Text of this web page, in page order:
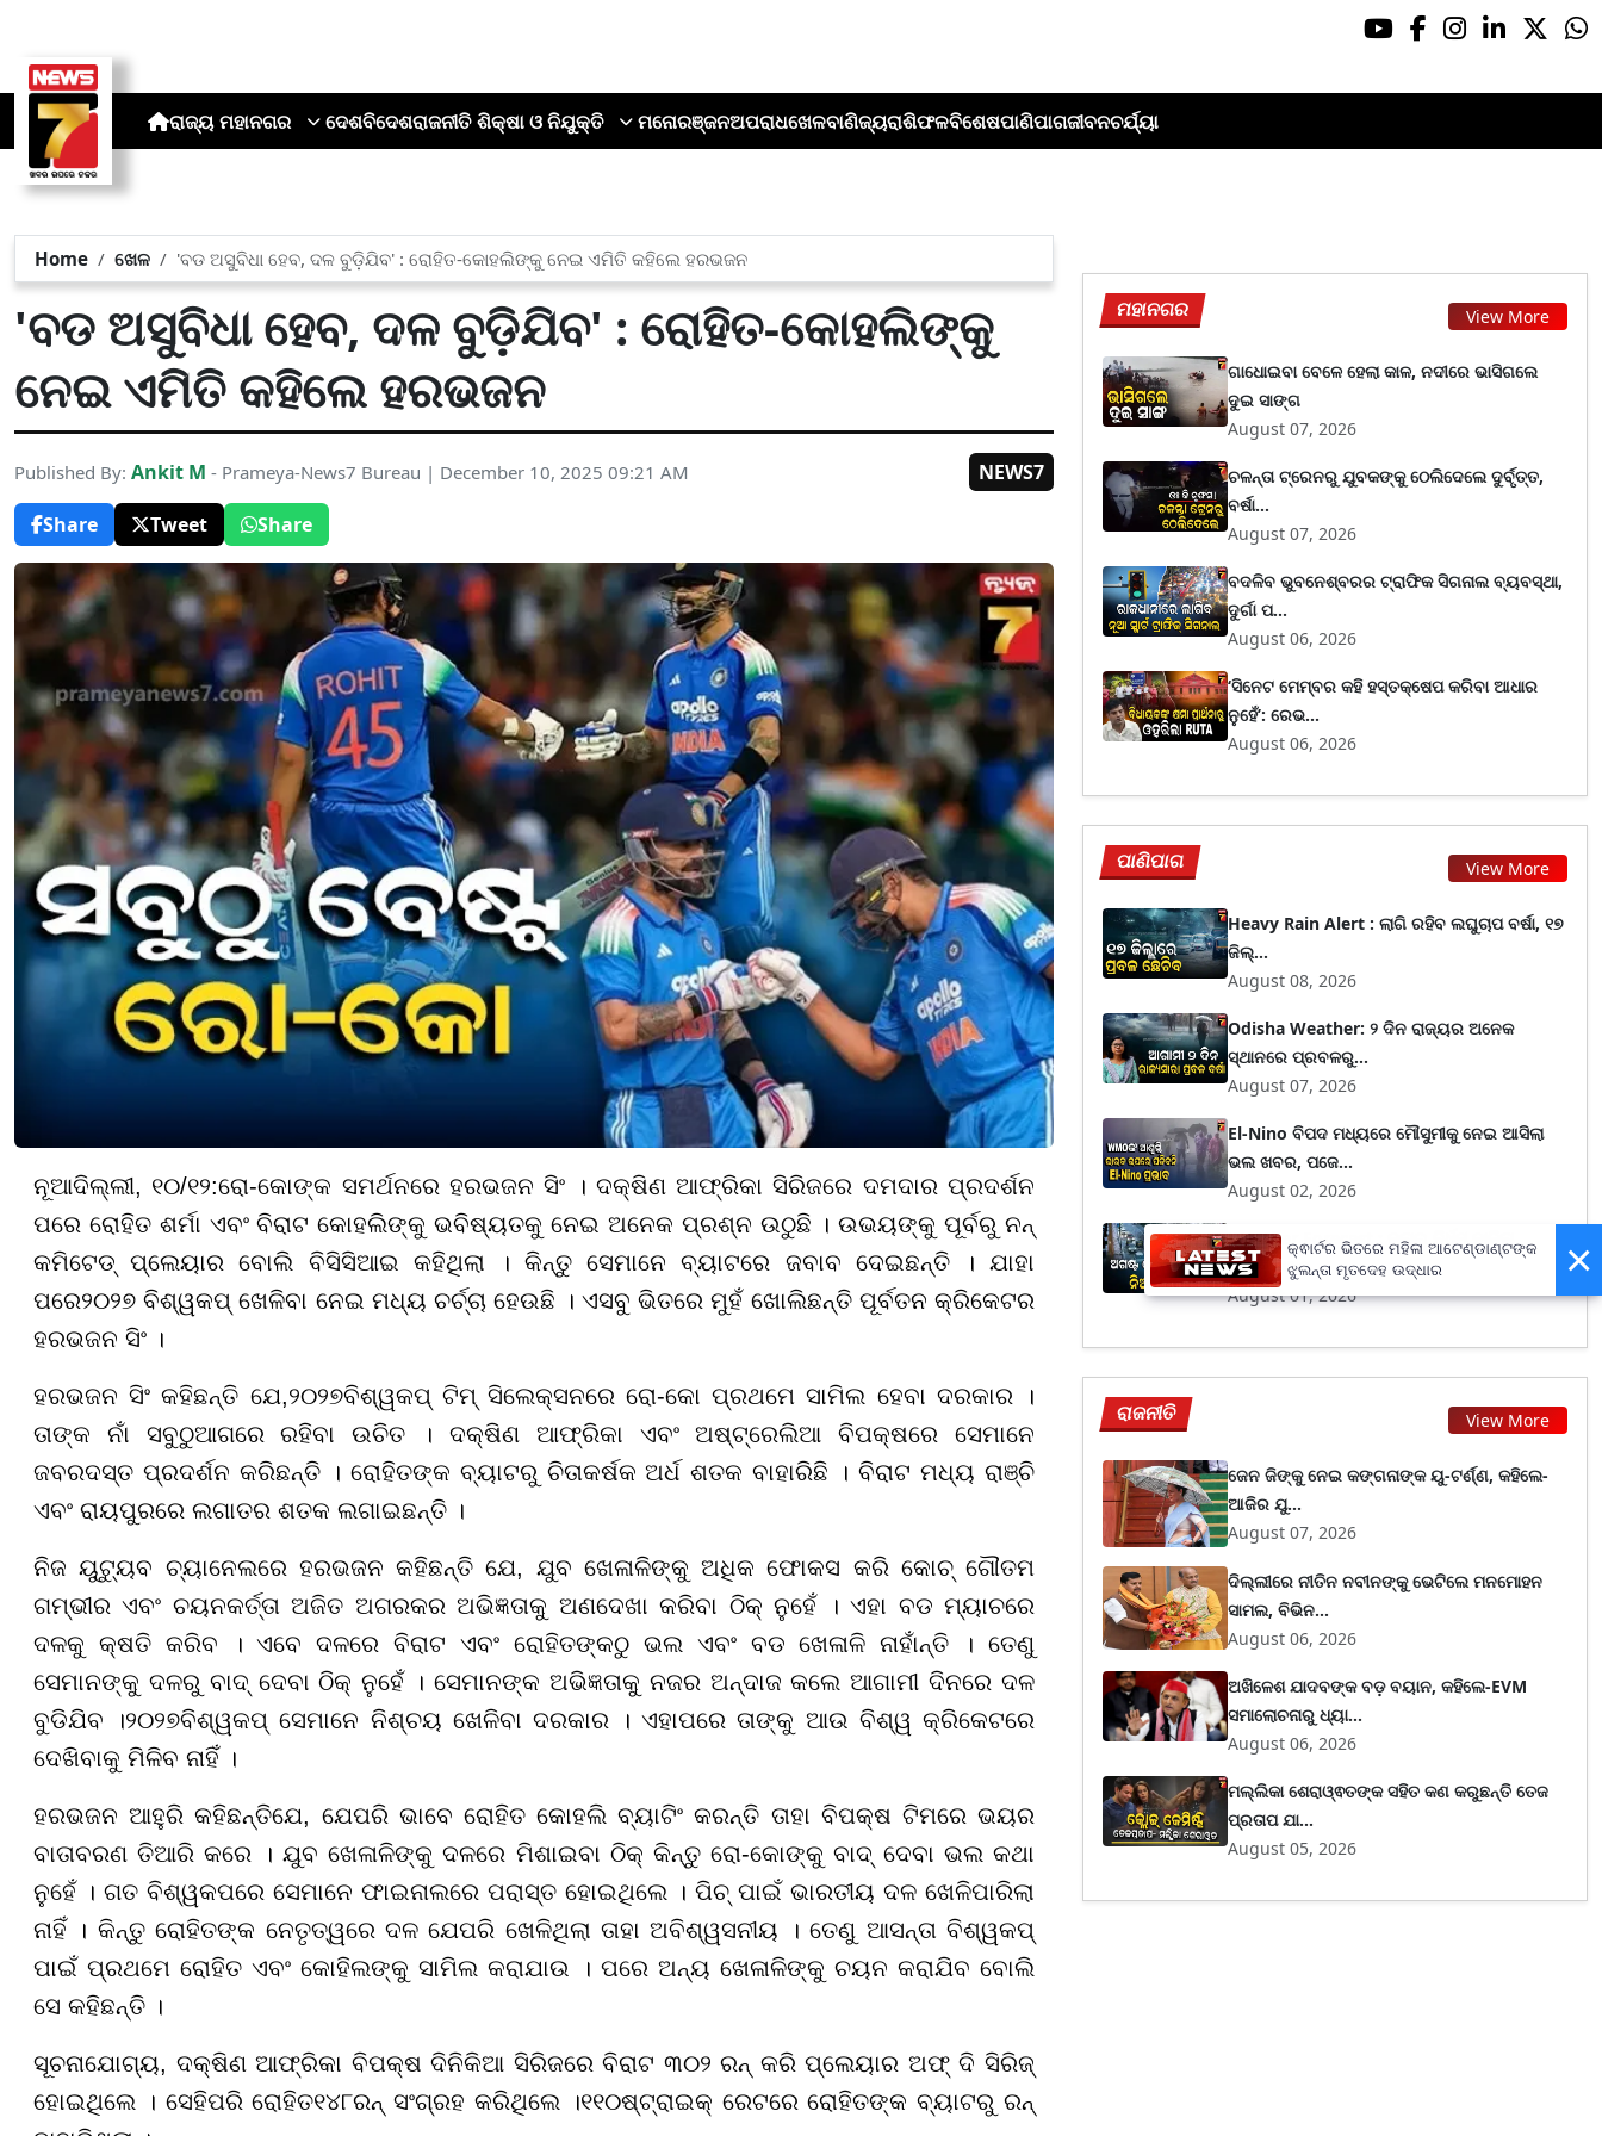
ରାଜ୍ୟ ମହାନଗର ଦେଶବିଦେଶରାଜନୀତି ଶିକ୍ଷା ଓ ନିଯୁକ୍ତି ମନୋରଞ୍ଜନଅପରାଧଖେଳବାଣିଜ୍ୟରାଶିଫଳବିଶେଷପାଣିପାଗଜୀବନଚର୍ଯ୍ୟା
Home ଖେଳ 'ବଡ ଅସୁବିଧା ହେବ, ଦଳ ବୁଡ଼ିଯିବ' : ରୋହିତ-କୋହଲିଙ୍କୁ ନେଇ ଏମିତି କହିଲେ ହରଭଜନ
'ବଡ ଅସୁବିଧା ହେବ, ଦଳ ବୁଡ଼ିଯିବ' : ରୋହିତ-କୋହଲିଙ୍କୁ
ନେଇ ଏମିତି କହିଲେ ହରଭଜନ
Published By: Ankit M - Prameya-News7 Bureau | December 10, 2025 09:21 AM
NEWS7
Share
Tweet Share
ନୂଆଦିଲ୍ଲୀ, ୧୦/୧୨:ରୋ-କୋଙ୍କ ସମର୍ଥନରେ ହରଭଜନ ସିଂ । ଦକ୍ଷିଣ ଆଫ୍ରିକା ସିରିଜରେ ଦମଦାର ପ୍ରଦର୍ଶନ
ପରେ ରୋହିତ ଶର୍ମା ଏବଂ ବିରାଟ କୋହଲିଙ୍କୁ ଭବିଷ୍ୟତକୁ ନେଇ ଅନେକ ପ୍ରଶ୍ନ ଉଠୁଛି । ଉଭୟଙ୍କୁ ପୂର୍ବରୁ ନନ୍
କମିଟେଡ୍ ପ୍ଲେୟାର ବୋଲି ବିସିସିଆଇ କହିଥିଲା । କିନ୍ତୁ ସେମାନେ ବ୍ୟାଟରେ ଜବାବ ଦେଇଛନ୍ତି । ଯାହା
ପରେ୨୦୨୭ବିଶ୍ୱକପ୍ ଖେଳିବା ନେଇ ମଧ୍ୟ ଚର୍ଚ୍ଚା ହେଉଛି । ଏସବୁ ଭିତରେ ମୁହଁ ଖୋଲିଛନ୍ତି ପୂର୍ବତନ କ୍ରିକେଟର
ହରଭଜନ ସିଂ ।
ହରଭଜନ ସିଂ କହିଛନ୍ତି ଯେ,୨୦୨୭ବିଶ୍ୱକପ୍ ଟିମ୍ ସିଲେକ୍ସନରେ ରୋ-କୋ ପ୍ରଥମେ ସାମିଲ ହେବା ଦରକାର ।
ତାଙ୍କ ନାଁ ସବୁଠୁଆଗରେ ରହିବା ଉଚିତ । ଦକ୍ଷିଣ ଆଫ୍ରିକା ଏବଂ ଅଷ୍ଟ୍ରେଲିଆ ବିପକ୍ଷରେ ସେମାନେ
ଜବରଦସ୍ତ ପ୍ରଦର୍ଶନ କରିଛନ୍ତି । ରୋହିତଙ୍କ ବ୍ୟାଟରୁ ଚିତାକର୍ଷକ ଅର୍ଧ ଶତକ ବାହାରିଛି । ବିରାଟ ମଧ୍ୟ ରାଞ୍ଚି
ଏବଂ ରାୟପୁରରେ ଲଗାତର ଶତକ ଲଗାଇଛନ୍ତି ।
ନିଜ ୟୁଟ୍ୟୁବ ଚ୍ୟାନେଲରେ ହରଭଜନ କହିଛନ୍ତି ଯେ, ଯୁବ ଖେଳାଳିଙ୍କୁ ଅଧିକ ଫୋକସ କରି କୋଚ୍ ଗୌତମ
ଗମ୍ଭୀର ଏବଂ ଚୟନକର୍ତ୍ତା ଅଜିତ ଅଗରକର ଅଭିଜ୍ଞତାକୁ ଅଣଦେଖା କରିବା ଠିକ୍ ନୁହେଁ । ଏହା ବଡ ମ୍ୟାଚରେ
ଦଳକୁ କ୍ଷତି କରିବ । ଏବେ ଦଳରେ ବିରାଟ ଏବଂ ରୋହିତଙ୍କଠୁ ଭଲ ଏବଂ ବଡ ଖେଳାଳି ନାହାଁନ୍ତି । ତେଣୁ
ସେମାନଙ୍କୁ ଦଳରୁ ବାଦ୍ ଦେବା ଠିକ୍ ନୁହେଁ । ସେମାନଙ୍କ ଅଭିଜ୍ଞତାକୁ ନଜର ଅନ୍ଦାଜ କଲେ ଆଗାମୀ ଦିନରେ ଦଳ
ବୁଡିଯିବ ।୨୦୨୭ବିଶ୍ୱକପ୍ ସେମାନେ ନିଶ୍ଚୟ ଖେଳିବା ଦରକାର । ଏହାପରେ ତାଙ୍କୁ ଆଉ ବିଶ୍ୱ କ୍ରିକେଟରେ
ଦେଖିବାକୁ ମିଳିବ ନାହିଁ ।
ହରଭଜନ ଆହୁରି କହିଛନ୍ତିଯେ, ଯେପରି ଭାବେ ରୋହିତ କୋହଲି ବ୍ୟାଟିଂ କରନ୍ତି ତାହା ବିପକ୍ଷ ଟିମରେ ଭୟର
ବାତାବରଣ ତିଆରି କରେ । ଯୁବ ଖେଳାଳିଙ୍କୁ ଦଳରେ ମିଶାଇବା ଠିକ୍ କିନ୍ତୁ ରୋ-କୋଙ୍କୁ ବାଦ୍ ଦେବା ଭଲ କଥା
ନୁହେଁ । ଗତ ବିଶ୍ୱକପରେ ସେମାନେ ଫାଇନାଲରେ ପରାସ୍ତ ହୋଇଥିଲେ । ପିଚ୍ ପାଇଁ ଭାରତୀୟ ଦଳ ଖେଳିପାରିଲା
ନାହିଁ । କିନ୍ତୁ ରୋହିତଙ୍କ ନେତୃତ୍ୱରେ ଦଳ ଯେପରି ଖେଳିଥିଲା ତାହା ଅବିଶ୍ୱସନୀୟ । ତେଣୁ ଆସନ୍ତା ବିଶ୍ୱକପ୍
ପାଇଁ ପ୍ରଥମେ ରୋହିତ ଏବଂ କୋହିଲଙ୍କୁ ସାମିଲ କରାଯାଉ । ପରେ ଅନ୍ୟ ଖେଳାଳିଙ୍କୁ ଚୟନ କରାଯିବ ବୋଲି
ସେ କହିଛନ୍ତି ।
ସୂଚନାଯୋଗ୍ୟ, ଦକ୍ଷିଣ ଆଫ୍ରିକା ବିପକ୍ଷ ଦିନିକିଆ ସିରିଜରେ ବିରାଟ ୩୦୨ରନ୍ କରି ପ୍ଲେୟାର ଅଫ୍ ଦି ସିରିଜ୍
ହୋଇଥିଲେ । ସେହିପରି ରୋହିତ୧୪୮ରନ୍ ସଂଗ୍ରହ କରିଥିଲେ ।୧୧୦ଷ୍ଟ୍ରାଇକ୍ ରେଟରେ ରୋହିତଙ୍କ ବ୍ୟାଟରୁ ରନ୍
ମହାନଗର View More
ଗାଧୋଇବା ବେଳେ ହେଲା କାଳ, ନଦୀରେ ଭାସିଗଲେ
ଦୁଇ ସାଙ୍ଗ
August 07, 2026
ଚଳନ୍ତା ଟ୍ରେନରୁ ଯୁବକଙ୍କୁ ଠେଲିଦେଲେ ଦୁର୍ବୃତ୍ତ,
ବର୍ଷା...
August 07, 2026
ବଦଳିବ ଭୁବନେଶ୍ବରର ଟ୍ରାଫିକ ସିଗନାଲ ବ୍ୟବସ୍ଥା,
ଦୁର୍ଗା ପ...
August 06, 2026
‘ସିନେଟ ମେମ୍ବର କହି ହସ୍ତକ୍ଷେପ କରିବା ଆଧାର
ନୁହେଁ’: ରେଭ...
August 06, 2026
ପାଣିପାଗ View More
Heavy Rain Alert : ଲାଗି ରହିବ ଲଘୁଚାପ ବର୍ଷା, ୧୭
ଜିଲ୍...
August 08, 2026
Odisha Weather: ୨ ଦିନ ରାଜ୍ୟର ଅନେକ
ସ୍ଥାନରେ ପ୍ରବଳରୁ...
August 07, 2026
El-Nino ବିପଦ ମଧ୍ୟରେ ମୌସୁମୀକୁ ନେଇ ଆସିଲା
ଭଲ ଖବର, ପଜେ...
August 02, 2026
Weather Forecast : ଜୁଲାଇ ନିର୍ଧୁମ ଢାଳିଲା,
ଅଗଷ୍ଟ ଓ ସ...
August 01, 2026
ରାଜନୀତି View More
ଜେନ ଜିଙ୍କୁ ନେଇ କଙ୍ଗନାଙ୍କ ୟୁ-ଟର୍ଣ୍ଣ, କହିଲେ-
ଆଜିର ଯୁ...
August 07, 2026
ଦିଲ୍ଲୀରେ ନୀତିନ ନବୀନଙ୍କୁ ଭେଟିଲେ ମନମୋହନ
ସାମଲ, ବିଭିନ...
August 06, 2026
ଅଖିଳେଶ ଯାଦବଙ୍କ ବଡ଼ ବୟାନ, କହିଲେ-EVM
ସମାଲୋଚନାରୁ ଧ୍ୟା...
August 06, 2026
ମଲ୍ଲିକା ଶେରାଓ୍ଵତଙ୍କ ସହିତ କଣ କରୁଛନ୍ତି ତେଜ
ପ୍ରତାପ ଯା...
August 05, 2026
×
କ୍ଵାର୍ଟର ଭିତରେ ମହିଳା ଆଟେଣ୍ଡାଣ୍ଟଙ୍କ
ଝୁଲନ୍ତା ମୃତଦେହ ଉଦ୍ଧାର